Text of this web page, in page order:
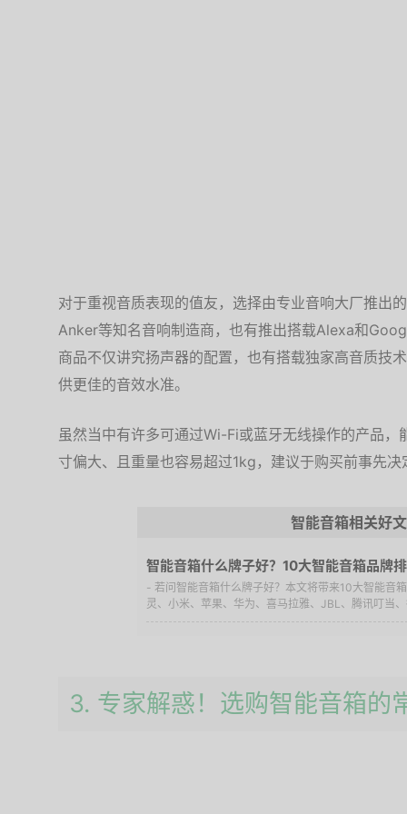
对于重视音质表现的值友，选择由专业音响大厂推出
Anker等知名音响制造商，也有推出搭载Alexa和
商品不仅讲究扬声器的配置，也有搭载独家高音质技
供更佳的音效水准。
虽然当中有许多可通过Wi-Fi或蓝牙无线操作的产品
寸偏大、且重量也容易超过1kg，建议于购买前事先
智能音箱相关好
智能音箱什么牌子好？10大智能音箱品牌
- 若问智能音箱什么牌子好？本文将带来10大智能音
灵、小米、苹果、华为、喜马拉雅、JBL、腾讯叮当
3. 专家解惑！选购智能音箱的